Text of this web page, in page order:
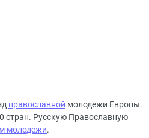
православной молодежи Европы.
стран. Русскую Православную
молодежи.